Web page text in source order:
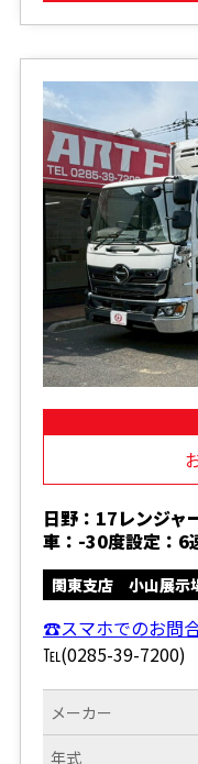
日野：17レンジャ
車：-30度設定：6
関東支店 小山展示
☎スマホでのお問
℡(0285-39-7200)
メーカー
年式